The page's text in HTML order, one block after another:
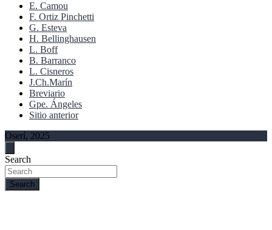
E. Camou
F. Ortiz Pinchetti
G. Esteva
H. Bellinghausen
L. Boff
B. Barranco
L. Cisneros
J.Ch.Marín
Breviario
Gpe. Ángeles
Sitio anterior
Oserí, 2025
Search
Search